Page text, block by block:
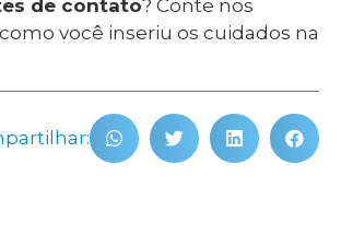
de contato? Conte nos
você inseriu os cuidados na